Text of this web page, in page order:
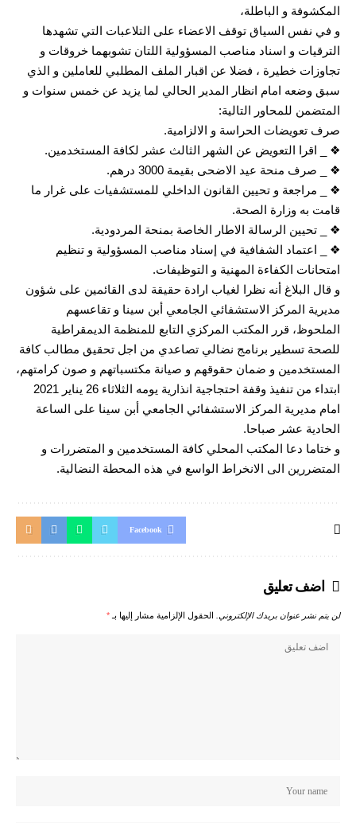
المكشوفة و الباطلة،
و في نفس السياق توقف الاعضاء على التلاعبات التي تشهدها
الترقيات و اسناد مناصب المسؤولية اللتان تشوبهما خروقات و
تجاوزات خطيرة ، فضلا عن اقبار الملف المطلبي للعاملين و الذي
سبق وضعه امام انظار المدير الحالي لما يزيد عن خمس سنوات و
المتضمن للمحاور التالية:
صرف تعويضات الحراسة و الالزامية.
❖ _ اقرا التعويض عن الشهر الثالث عشر لكافة المستخدمين.
❖ _ صرف منحة عيد الاضحى بقيمة 3000 درهم.
❖ _ مراجعة و تحيين القانون الداخلي للمستشفيات على غرار ما
قامت به وزارة الصحة.
❖ _ تحيين الرسالة الاطار الخاصة بمنحة المردودية.
❖ _ اعتماد الشفافية في إسناد مناصب المسؤولية و تنظيم
امتحانات الكفاءة المهنية و التوظيفات.
و قال البلاغ أنه نظرا لغياب ارادة حقيقة لدى القائمين على شؤون
مديرية المركز الاستشفائي الجامعي أبن سينا و تقاعسهم
الملحوظ، قرر المكتب المركزي التابع للمنظمة الديمقراطية
للصحة تسطير برنامج نضالي تصاعدي من اجل تحقيق مطالب كافة
المستخدمين و ضمان حقوقهم و صيانة مكتسباتهم و صون كرامتهم،
ابتداء من تنفيذ وقفة احتجاجية انذارية يومه الثلاثاء 26 يناير 2021
امام مديرية المركز الاستشفائي الجامعي أبن سينا على الساعة
الحادية عشر صباحا.
و ختاما دعا المكتب المحلي كافة المستخدمين و المتضررات و
المتضررين الى الانخراط الواسع في هذه المحطة النضالية.
Facebook
اضف تعليق
لن يتم نشر عنوان بريدك الإلكتروني. الحقول الإلزامية مشار إليها بـ *